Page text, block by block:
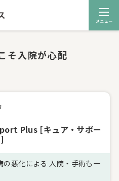
そ入院が心配
Plus [キュア・サポー
悪化による 入院・手術も一